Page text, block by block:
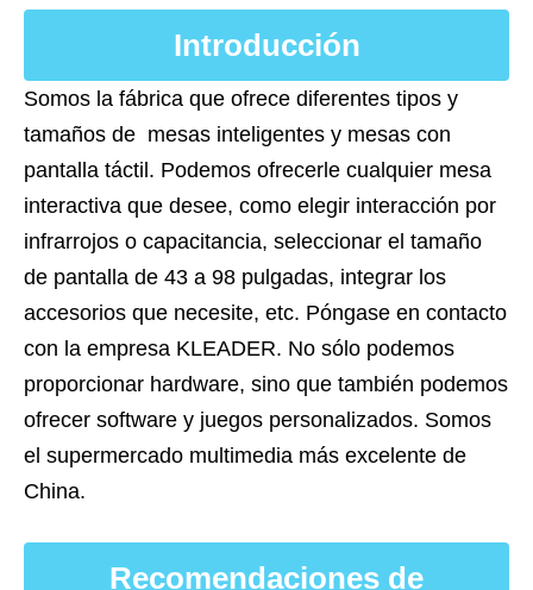
Introducción
Somos la fábrica que ofrece diferentes tipos y
tamaños de mesas inteligentes y mesas con
pantalla táctil. Podemos ofrecerle cualquier mesa
interactiva que desee, como elegir interacción por
infrarrojos o capacitancia, seleccionar el tamaño
de pantalla de 43 a 98 pulgadas, integrar los
accesorios que necesite, etc. Póngase en contacto
con la empresa KLEADER. No sólo podemos
proporcionar hardware, sino que también podemos
ofrecer software y juegos personalizados. Somos
el supermercado multimedia más excelente de
China.
Recomendaciones de